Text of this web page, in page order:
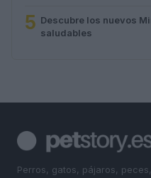
5 Descubre los nuevos
saludables
Perros, gatos, pájaros,